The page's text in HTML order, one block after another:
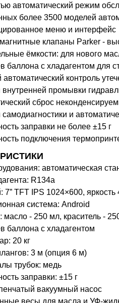
автоматический режим
более 3500 моделей
меню и интерфейс
клапаны Parker -
ёмкости: для нового
баллона с хладагентом для
контроль
промывки
сброс
самодиагностики и
заправки не более ±15 г
подключения
автоматическая
R134a
7” TFT IPS 1024×600, яркость
система: Android
масло - 250 мл, краситель -
баллона с хладагентом
20 кг
3 м (опция 6 м)
трубок: медь
заправки: ±15 г
вакуумный насос
весы для масла и УФ-